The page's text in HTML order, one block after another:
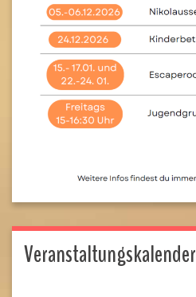
Veranstaltungskalender